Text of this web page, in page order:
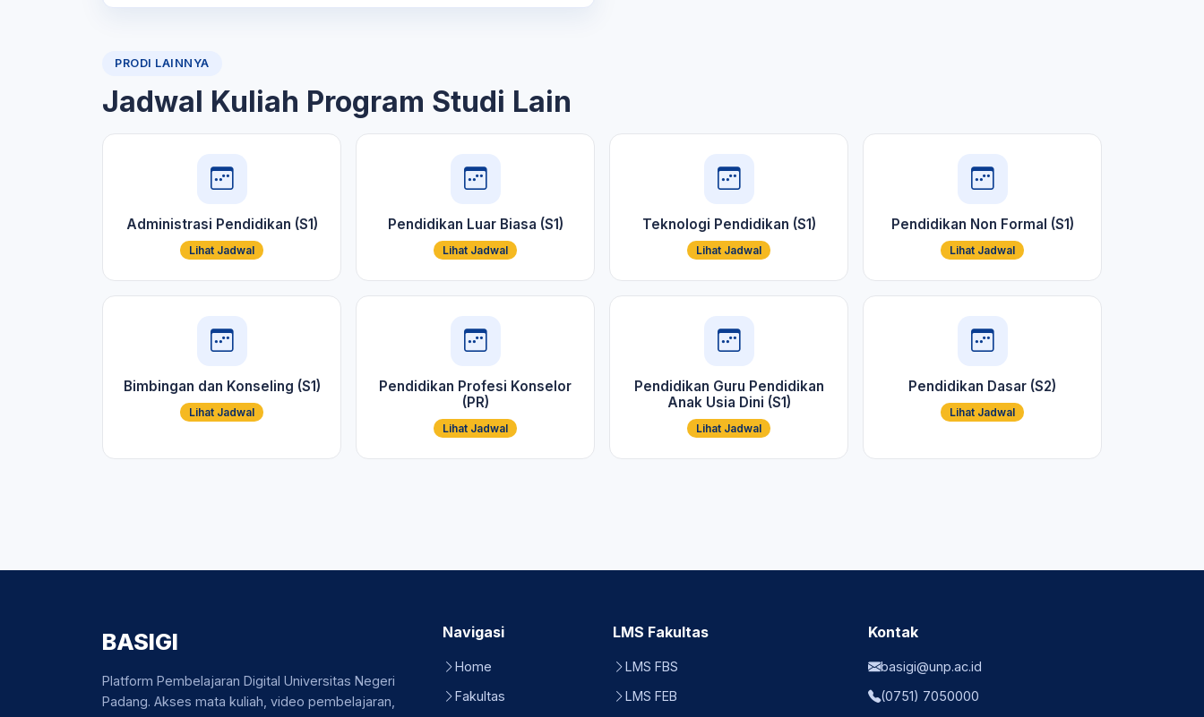
PRODI LAINNYA
Jadwal Kuliah Program Studi Lain
Administrasi Pendidikan (S1)
Lihat Jadwal
Pendidikan Luar Biasa (S1)
Lihat Jadwal
Teknologi Pendidikan (S1)
Lihat Jadwal
Pendidikan Non Formal (S1)
Lihat Jadwal
Bimbingan dan Konseling (S1)
Lihat Jadwal
Pendidikan Profesi Konselor
(PR)
Lihat Jadwal
Pendidikan Guru Pendidikan
Anak Usia Dini (S1)
Lihat Jadwal
Pendidikan Dasar (S2)
Lihat Jadwal
BASIGI
Platform Pembelajaran Digital Universitas Negeri
Padang. Akses mata kuliah, video pembelajaran,
Navigasi
Home
Fakultas
LMS Fakultas
LMS FBS
LMS FEB
Kontak
basigi@unp.ac.id
(0751) 7050000